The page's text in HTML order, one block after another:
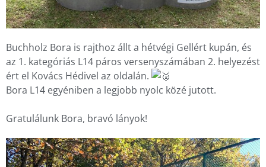
Buchholz Bora is rajthoz állt a hétvégi Gellért kupán, és
az 1. kategóriás L14 páros versenyszámában 2. helyezést
ért el Kovács Hédivel az oldalán.
Bora L14 egyéniben a legjobb nyolc közé jutott.
Gratulálunk Bora, bravó lányok!